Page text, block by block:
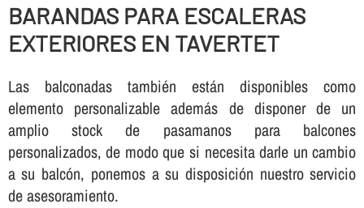
BARANDAS PARA ESCALERAS
EXTERIORES EN TAVERTET
Las balconadas también están disponibles como
elemento personalizable además de disponer de un
amplio stock de pasamanos para balcones
personalizados, de modo que si necesita darle un cambio
a su balcón, ponemos a su disposición nuestro servicio
de asesoramiento.